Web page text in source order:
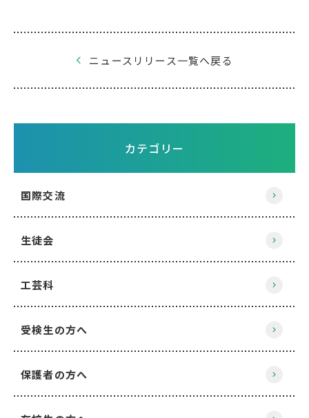
ニュースリリース一覧へ戻る
カテゴリー
国際交流
生徒会
工芸科
受検生の方へ
保護者の方へ